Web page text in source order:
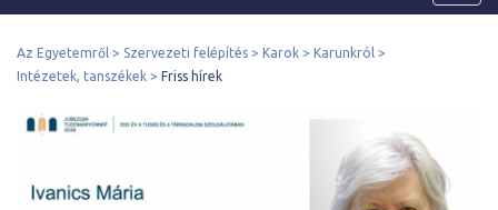
Az Egyetemről Szervezeti felépítés Karok
Karunkról
Intézetek, tanszékek
Friss hírek